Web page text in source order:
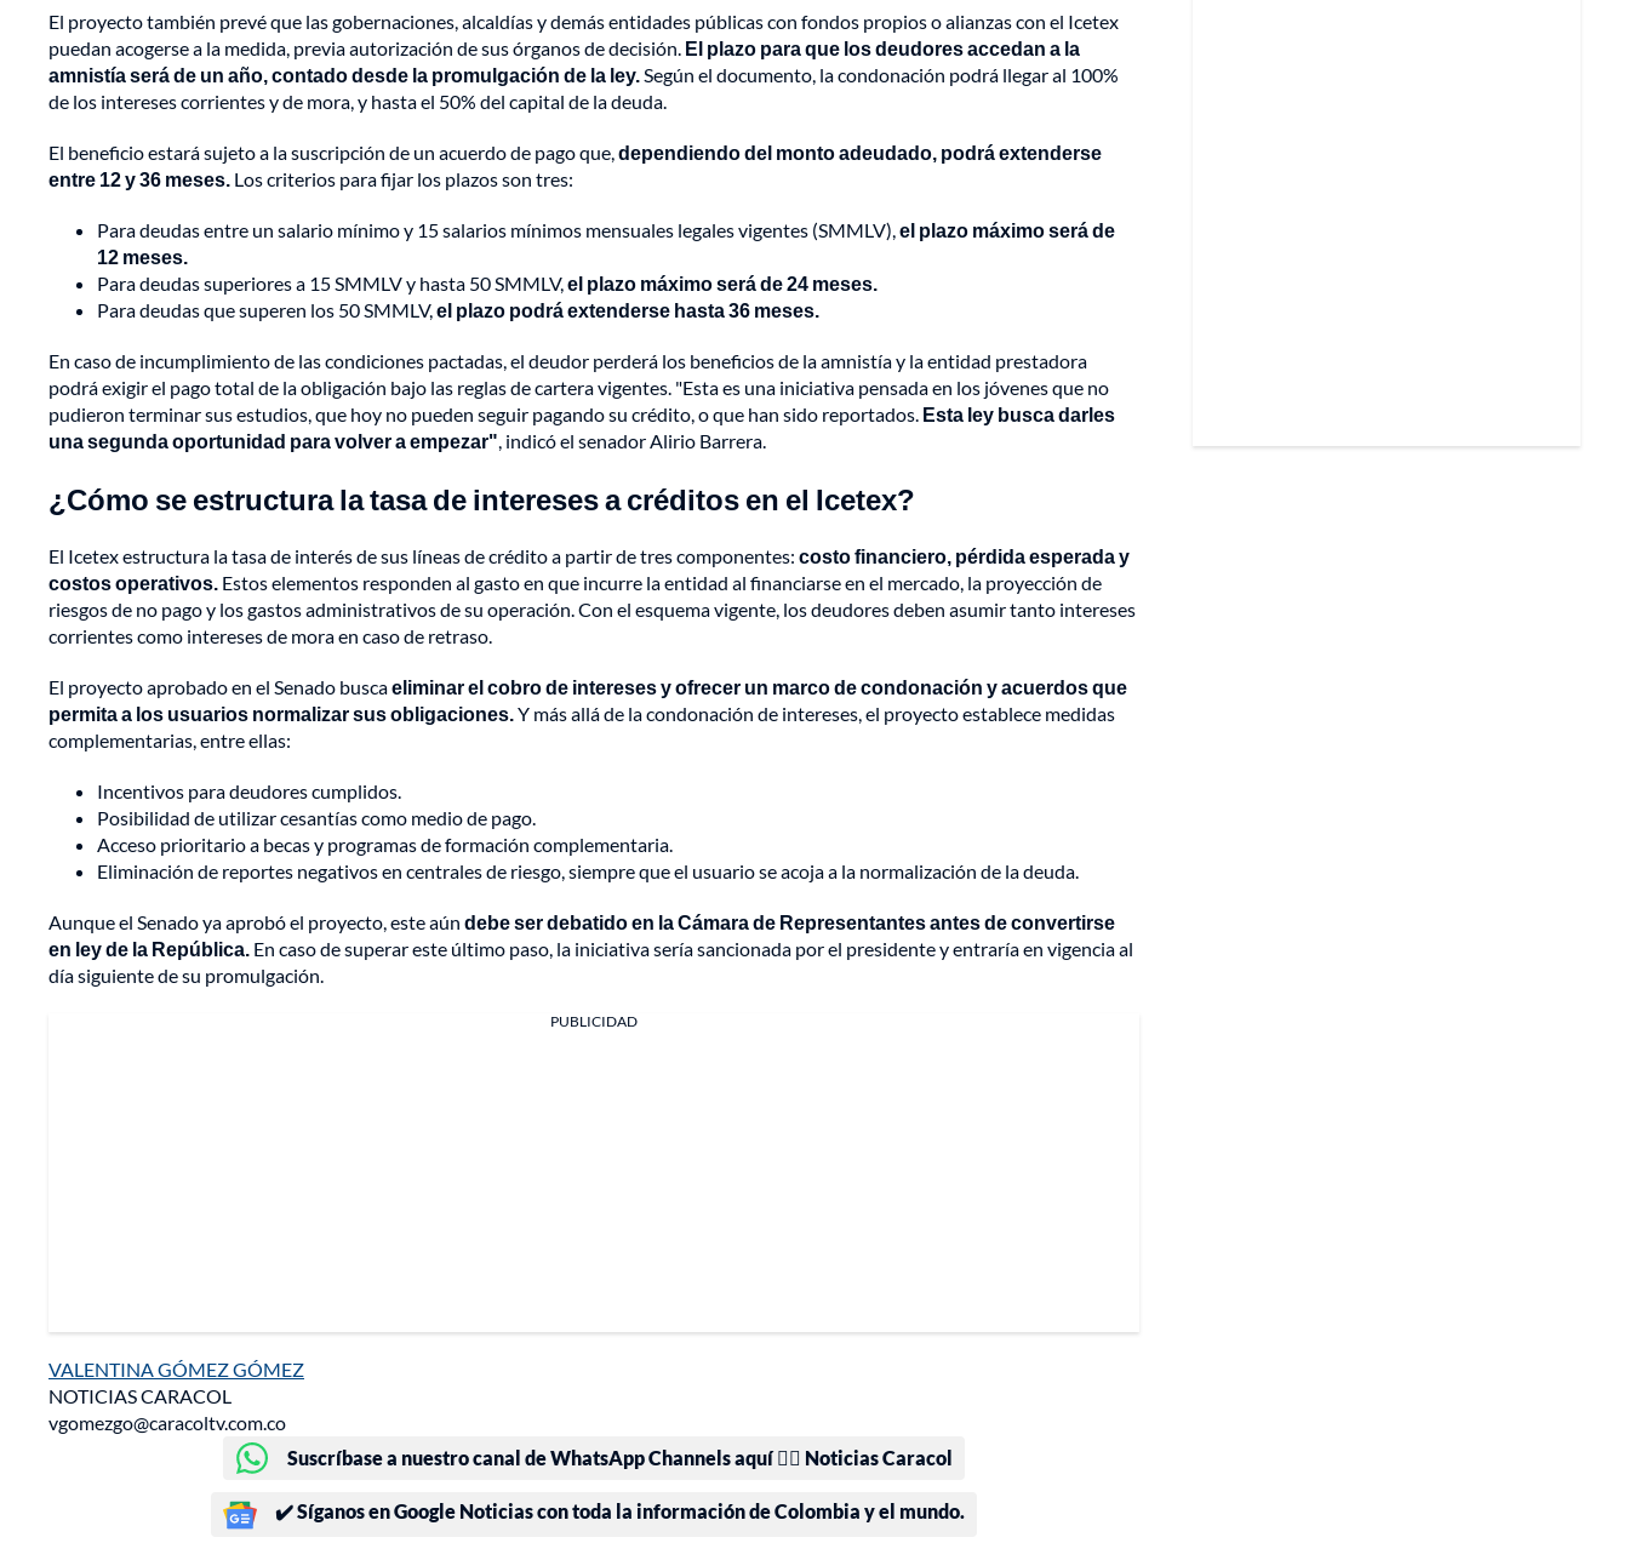
El proyecto también prevé que las gobernaciones, alcaldías y demás entidades públicas con fondos propios o alianzas con el Icetex
puedan acogerse a la medida, previa autorización de sus órganos de decisión. El plazo para que los deudores accedan a la
amnistía será de un año, contado desde la promulgación de la ley.Según el documento, la condonación podrá llegar al 100%
de los intereses corrientes y de mora, y hasta el 50% del capital de la deuda.
El beneficio estará sujeto a la suscripción de un acuerdo de pago que,dependiendo del monto adeudado, podrá extenderse
entre 12 y 36 meses. Los criterios para fijar los plazos son tres:
Para deudas entre un salario mínimo y 15 salarios mínimos mensuales legales vigentes (SMMLV),el plazo máximo será de
12 meses.
Para deudas superiores a 15 SMMLV y hasta 50 SMMLV,el plazo máximo será de 24 meses.
Para deudas que superen los 50 SMMLV,el plazo podrá extenderse hasta 36 meses.
En caso de incumplimiento de las condiciones pactadas, el deudor perderá los beneficios de la amnistía y la entidad prestadora
podrá exigir el pago total de la obligación bajo las reglas de cartera vigentes. "Esta es una iniciativa pensada en los jóvenes que no
pudieron terminar sus estudios, que hoy no pueden seguir pagando su crédito, o que han sido reportados. Esta ley busca darles
una segunda oportunidad para volver a empezar", indicó el senador Alirio Barrera.
¿Cómo se estructura la tasa de intereses a créditos en el Icetex?
El Icetex estructura la tasa de interés de sus líneas de crédito a partir de tres componentes: costo financiero, pérdida esperada y
costos operativos. Estos elementos responden al gasto en que incurre la entidad al financiarse en el mercado, la proyección de
riesgos de no pago y los gastos administrativos de su operación. Con el esquema vigente, los deudores deben asumir tanto intereses
corrientes como intereses de mora en caso de retraso.
El proyecto aprobado en el Senado buscaeliminar el cobro de intereses y ofrecer un marco de condonación y acuerdos que
permita a los usuarios normalizar sus obligaciones.Y más allá de la condonación de intereses, el proyecto establece medidas
complementarias, entre ellas:
Incentivos para deudores cumplidos.
Posibilidad de utilizar cesantías como medio de pago.
Acceso prioritario a becas y programas de formación complementaria.
Eliminación de reportes negativos en centrales de riesgo, siempre que el usuario se acoja a la normalización de la deuda.
Aunque el Senado ya aprobó el proyecto, este aún debe ser debatido en la Cámara de Representantes antes de convertirse
en ley de la República. En caso de superar este último paso, la iniciativa sería sancionada por el presidente y entraría en vigencia al
día siguiente de su promulgación.
PUBLICIDAD
VALENTINA GÓMEZ GÓMEZ
NOTICIAS CARACOL
vgomezgo@caracoltv.com.co
Suscríbase a nuestro canal de WhatsApp Channels aquí 👉🏻 Noticias Caracol
✔️ Síganos en Google Noticias con toda la información de Colombia y el mundo.